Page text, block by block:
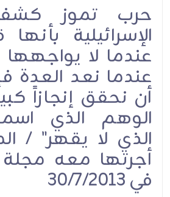
حرب تموز
الإسرائيلية
عندما لا
عندما نعد العدة
أن نحقق إنجازاً
الوهم الذي
الذي لا يقهر" /
أجرتها معه مجلة
في 30/7/2013